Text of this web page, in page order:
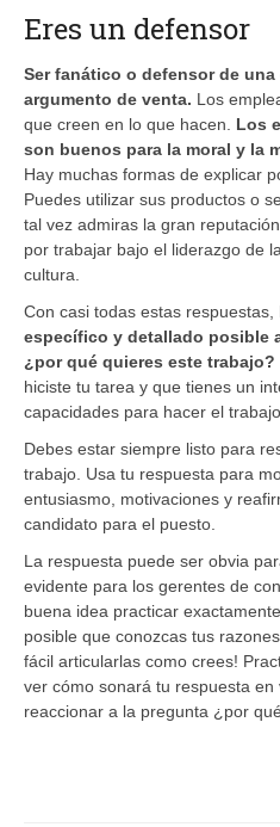
Eres un defensor
Ser fanático o defensor de
argumento de venta. Los
que creen en lo que hacen. Los
son buenos para la moral y la
Hay muchas formas de explicar
Puedes utilizar sus productos o
tal vez admiras la gran
por trabajar bajo el liderazgo de
cultura.
Con casi todas estas respuestas,
específico y detallado posible
¿por qué quieres este trabajo?
hiciste tu tarea y que tienes un
capacidades para hacer el trabajo.
Debes estar siempre listo para
trabajo. Usa tu respuesta para
entusiasmo, motivaciones y
candidato para el puesto.
La respuesta puede ser obvia
evidente para los gerentes de
buena idea practicar
posible que conozcas tus
fácil articularlas como crees!
ver cómo sonará tu respuesta en
reaccionar a la pregunta ¿por